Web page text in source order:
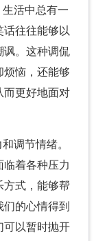
活中总有一
往往能够以
讽。这种调侃
烦恼，还能够
而更好地面对
调节情绪。
着各种压力
方式，能够帮
的心情得到
可以暂时抛开